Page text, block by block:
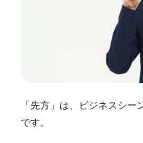
「先方」は、ビジネスシ
です。